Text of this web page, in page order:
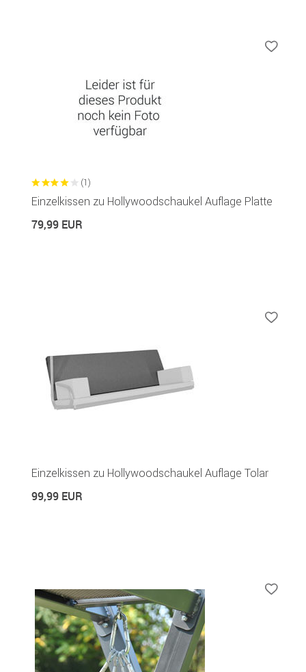
(1)
Einzelkissen zu Hollywoodschaukel Auflage Platte
79,99 EUR
Einzelkissen zu Hollywoodschaukel Auflage Tolar
99,99 EUR